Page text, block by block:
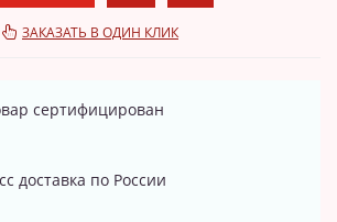
ЗАКАЗАТЬ В ОДИН КЛИК
сертифицирован
доставка по России